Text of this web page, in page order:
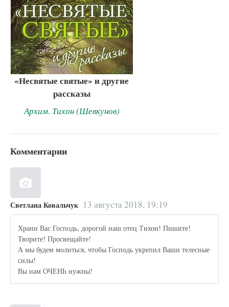
«Несвятые святые» и другие
рассказы
Архим. Тихон (Шевкунов)
Комментарии
Светлана Ковальчук 13 августа 2018, 19:19
Храни Вас Господь, дорогой наш отец Тихон! Пишите!
Творите! Просвещайте!
А мы будем молиться, чтобы Господь укрепил Ваши телесные
силы!
Вы нам ОЧЕНЬ нужны!